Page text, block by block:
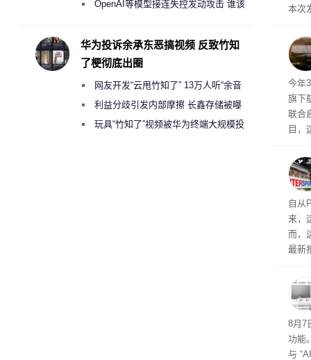
本次
新
果
摩
开正
今年
旗下
联合
目，
约
特尔
14A
自从
来，
而，
最新
考
中
楚。
8月7
功能
与
2000美元一晚 遭讽“反乌托邦”
OpenAI等模型接连失控发动攻击 谁该
华为投诉余承东恶搞视频 反致竹知
了梗彻底出圈
网友开发“云甩竹知了” 13万人听“余音
绕梁”利益分歧引发内部摩擦 长鑫存储被曝
曾将华为驻场工程师驱逐出研发基地
玩具“竹知了”视频被华为终端大规模投